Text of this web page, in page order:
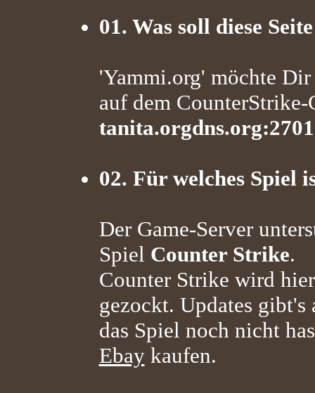
01. Was soll diese
'Yammi.org' möchte
auf dem CounterStrike-
02. Für welches Spiel
Der Game-Server
Spiel Counter Strike.
Counter Strike wird
gezockt. Updates
das Spiel noch nicht
Ebaykaufen.